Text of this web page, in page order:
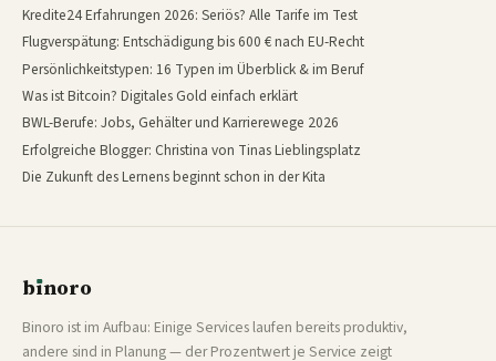
Kredite24 Erfahrungen 2026: Seriös? Alle Tarife im Test
Flugverspätung: Entschädigung bis 600 € nach EU-Recht
Persönlichkeitstypen: 16 Typen im Überblick & im Beruf
Was ist Bitcoin? Digitales Gold einfach erklärt
BWL-Berufe: Jobs, Gehälter und Karrierewege 2026
Erfolgreiche Blogger: Christina von Tinas Lieblingsplatz
Die Zukunft des Lernens beginnt schon in der Kita
bınoro
Binoro ist im Aufbau: Einige Services laufen bereits produktiv,
andere sind in Planung — der Prozentwert je Service zeigt